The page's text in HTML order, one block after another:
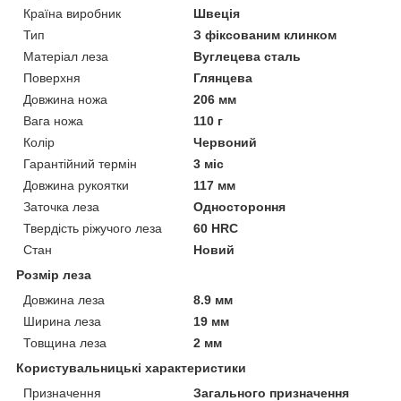
Країна виробник
Швеція
Тип
З фіксованим клинком
Матеріал леза
Вуглецева сталь
Поверхня
Глянцева
Довжина ножа
206 мм
Вага ножа
110 г
Колір
Червоний
Гарантійний термін
3 міс
Довжина рукоятки
117 мм
Заточка леза
Одностороння
Твердість ріжучого леза
60 HRC
Стан
Новий
Розмір леза
Довжина леза
8.9 мм
Ширина леза
19 мм
Товщина леза
2 мм
Користувальницькі характеристики
Призначення
Загального призначення